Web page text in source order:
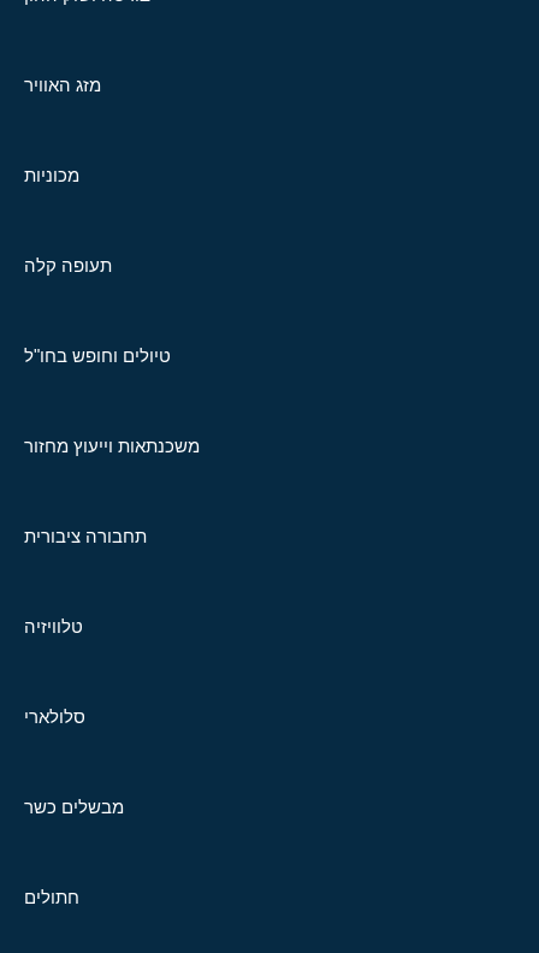
מזג האוויר
מכוניות
תעופה קלה
טיולים וחופש בחו"ל
משכנתאות וייעוץ מחזור
תחבורה ציבורית
טלוויזיה
סלולארי
מבשלים כשר
חתולים